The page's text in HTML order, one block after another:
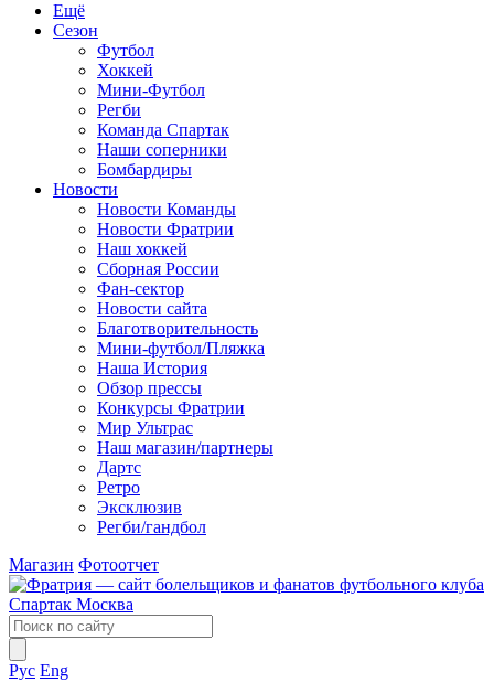
Ещё
Сезон
Футбол
Хоккей
Мини-Футбол
Регби
Команда Спартак
Наши соперники
Бомбардиры
Новости
Новости Команды
Новости Фратрии
Наш хоккей
Сборная России
Фан-cектор
Новости сайта
Благотворительность
Мини-футбол/Пляжка
Наша История
Обзор прессы
Конкурсы Фратрии
Мир Ультрас
Наш магазин/партнеры
Дартс
Ретро
Эксклюзив
Регби/гандбол
Магазин Фотоотчет
Рус Eng